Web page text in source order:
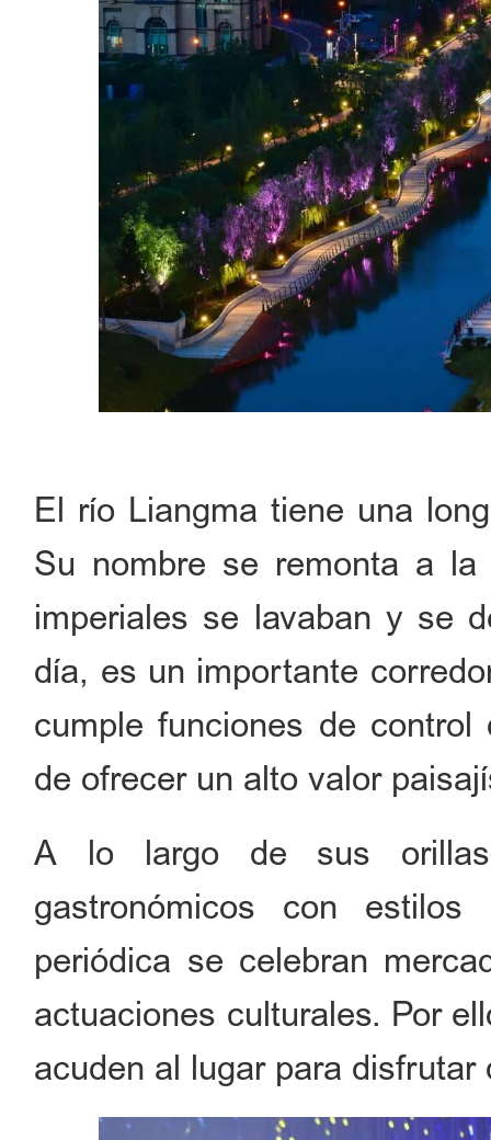
El río Liangma tiene una
Su nombre se remonta a
imperiales se lavaban y se
día, es un importante
cumple funciones de
de ofrecer un alto valor
A lo largo de sus orillas
gastronómicos con
periódica se celebran
actuaciones culturales. Por
acuden al lugar para